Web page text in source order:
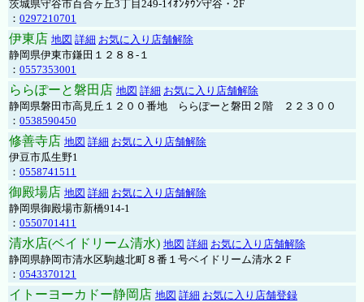
茨城県守谷市百合ヶ丘3丁目249-1ｲｵﾝﾀｳﾝ守谷・2F
： 0297210701
伊東店 地図 詳細 お気に入り店舗解除
静岡県伊東市鎌田１２８８-１
： 0557353001
ららぽーと磐田店 地図 詳細 お気に入り店舗解除
静岡県磐田市高見丘１２００番地 ららぽーと磐田２階 ２２３００
： 0538590450
修善寺店 地図 詳細 お気に入り店舗解除
伊豆市瓜生野1
： 0558741511
御殿場店 地図 詳細 お気に入り店舗解除
静岡県御殿場市新橋914-1
： 0550701411
清水店(ベイドリーム清水) 地図 詳細 お気に入り店舗解除
静岡県静岡市清水区駒越北町８番１号ベイドリーム清水２Ｆ
： 0543370121
イトーヨーカドー静岡店 地図 詳細 お気に入り店舗登録